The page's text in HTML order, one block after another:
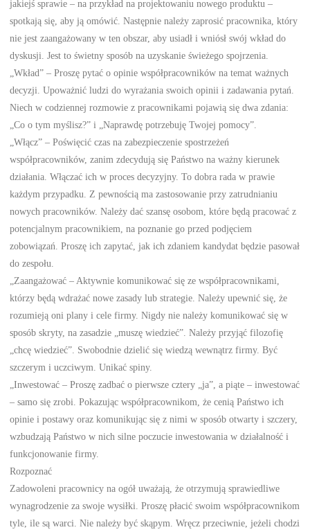
jakiejś sprawie – na przykład na projektowaniu nowego produktu –
spotkają się, aby ją omówić. Następnie należy zaprosić pracownika, który
nie jest zaangażowany w ten obszar, aby usiadł i wniósł swój wkład do
dyskusji. Jest to świetny sposób na uzyskanie świeżego spojrzenia.
„Wkład” – Proszę pytać o opinie współpracowników na temat ważnych
decyzji. Upoważnić ludzi do wyrażania swoich opinii i zadawania pytań.
Niech w codziennej rozmowie z pracownikami pojawią się dwa zdania:
„Co o tym myślisz?” i „Naprawdę potrzebuję Twojej pomocy”.
„Włącz” – Poświęcić czas na zabezpieczenie spostrzeżeń
współpracowników, zanim zdecydują się Państwo na ważny kierunek
działania. Włączać ich w proces decyzyjny. To dobra rada w prawie
każdym przypadku. Z pewnością ma zastosowanie przy zatrudnianiu
nowych pracowników. Należy dać szansę osobom, które będą pracować z
potencjalnym pracownikiem, na poznanie go przed podjęciem
zobowiązań. Proszę ich zapytać, jak ich zdaniem kandydat będzie pasował
do zespołu.
„Zaangażować – Aktywnie komunikować się ze współpracownikami,
którzy będą wdrażać nowe zasady lub strategie. Należy upewnić się, że
rozumieją oni plany i cele firmy. Nigdy nie należy komunikować się w
sposób skryty, na zasadzie „muszę wiedzieć”. Należy przyjąć filozofię
„chcę wiedzieć”. Swobodnie dzielić się wiedzą wewnątrz firmy. Być
szczerym i uczciwym. Unikać spiny.
„Inwestować – Proszę zadbać o pierwsze cztery „ja”, a piąte – inwestować
– samo się zrobi. Pokazując współpracownikom, że cenią Państwo ich
opinie i postawy oraz komunikując się z nimi w sposób otwarty i szczery,
wzbudzają Państwo w nich silne poczucie inwestowania w działalność i
funkcjonowanie firmy.
Rozpoznać
Zadowoleni pracownicy na ogół uważają, że otrzymują sprawiedliwe
wynagrodzenie za swoje wysiłki. Proszę płacić swoim współpracownikom
tyle, ile są warci. Nie należy być skąpym. Wręcz przeciwnie, jeżeli chodzi